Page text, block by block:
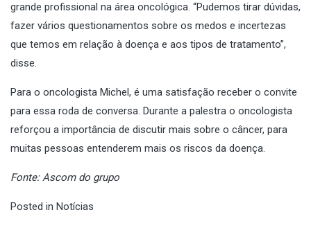
grande profissional na área oncológica. “Pudemos tirar dúvidas,
fazer vários questionamentos sobre os medos e incertezas
que temos em relação à doença e aos tipos de tratamento”,
disse.
Para o oncologista Michel, é uma satisfação receber o convite
para essa roda de conversa. Durante a palestra o oncologista
reforçou a importância de discutir mais sobre o câncer, para
muitas pessoas entenderem mais os riscos da doença.
Fonte: Ascom do grupo
Posted in Notícias